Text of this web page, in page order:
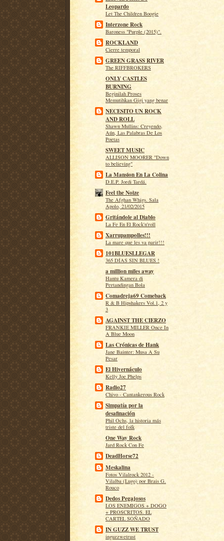
Leopardo
Let The Children Boogie
Interzone Rock
Baroness "Purple (2015)".
ROCKLAND
Cierre temporal
GREEN GRASS RIVER
The RIFFBROKERS
ONLY CASTLES
BURNING
Beginilah Proses
Memutihkan Gigi yang benar
NECESITO UN ROCK
AND ROLL
Shawn Mullins: Creyendo,
Aún, Las Palabras De Los
Poetas
SWEET MUSIC
ALLISON MOORER "Down
to believing"
La Mansion En La Colina
D.E.P. Jordi Tardá.
Feel the Noize
The Afghan Whigs. Sala
Apolo, 21/02/2015
Gritándole al Diablo
La Fe En El Rock'n'roll
Xarrupampolles!!!
La mare que les va parir!!!
101BLUESLLEGAR
365 DÍAS SIN BLUES !
a million miles away
Hantu Kamera di
Pertandingan Bola
Comadreja69 Comeback
R & B Hipshakers Vol.1, 2 y
3
AGAINST THE CIERZO
FRANKIE MILLER Once In
A Blue Moon
Las Crónicas de Hank
Jane Bainter: Musa A Su
Pesar
El Hivernáculo
Kelly Joe Phelps
Radio27
Chivo - Cantankerous Rock
Simpatía por la
desafinación
Phil Ochs, la historia más
triste del folk
One Way Rock
Jard Rock Con Fe
DeadHorse72
Meskalina
Fotos Vilalrock 2012 -
Vilalba (Lugo) por Brais G.
Rouco
Dedos Pegajosos
LOS ENEMIGOS + DOGO
+ PROSCRITOS. EL
CARTEL SOÑADO
IN GUZZ WE TRUST
inguzzwetrust